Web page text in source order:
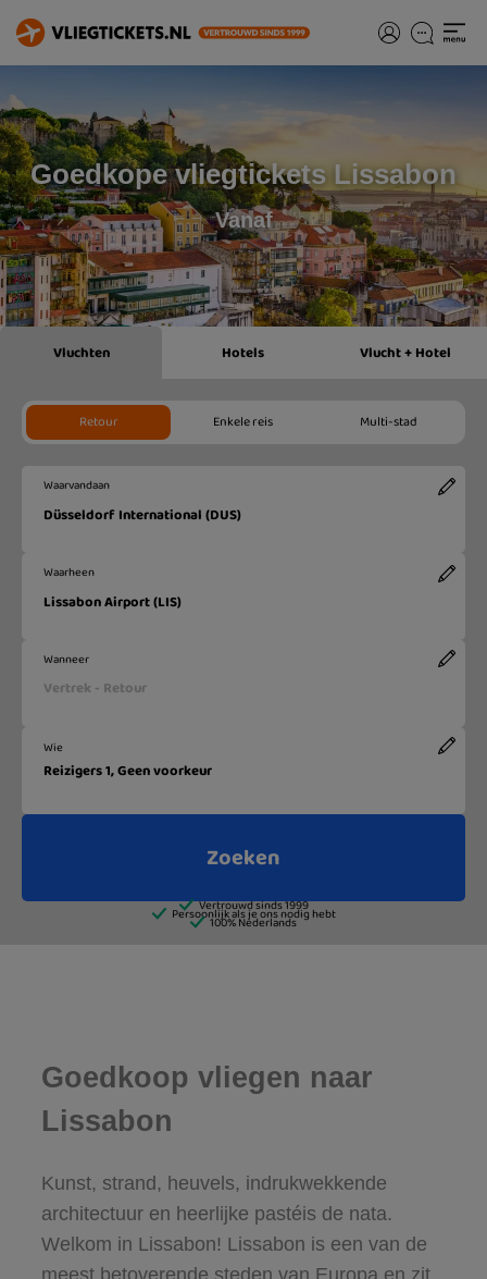
Goedkope vliegtickets Lissabon
Vanaf
Goedkoop vliegen naar
Lissabon
Kunst, strand, heuvels, indrukwekkende
architectuur en heerlijke pastéis de nata.
Welkom in Lissabon! Lissabon is een van de
meest betoverende steden van Europa en zit